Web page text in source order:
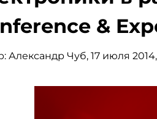
&
Александр Чуб, 17 июля